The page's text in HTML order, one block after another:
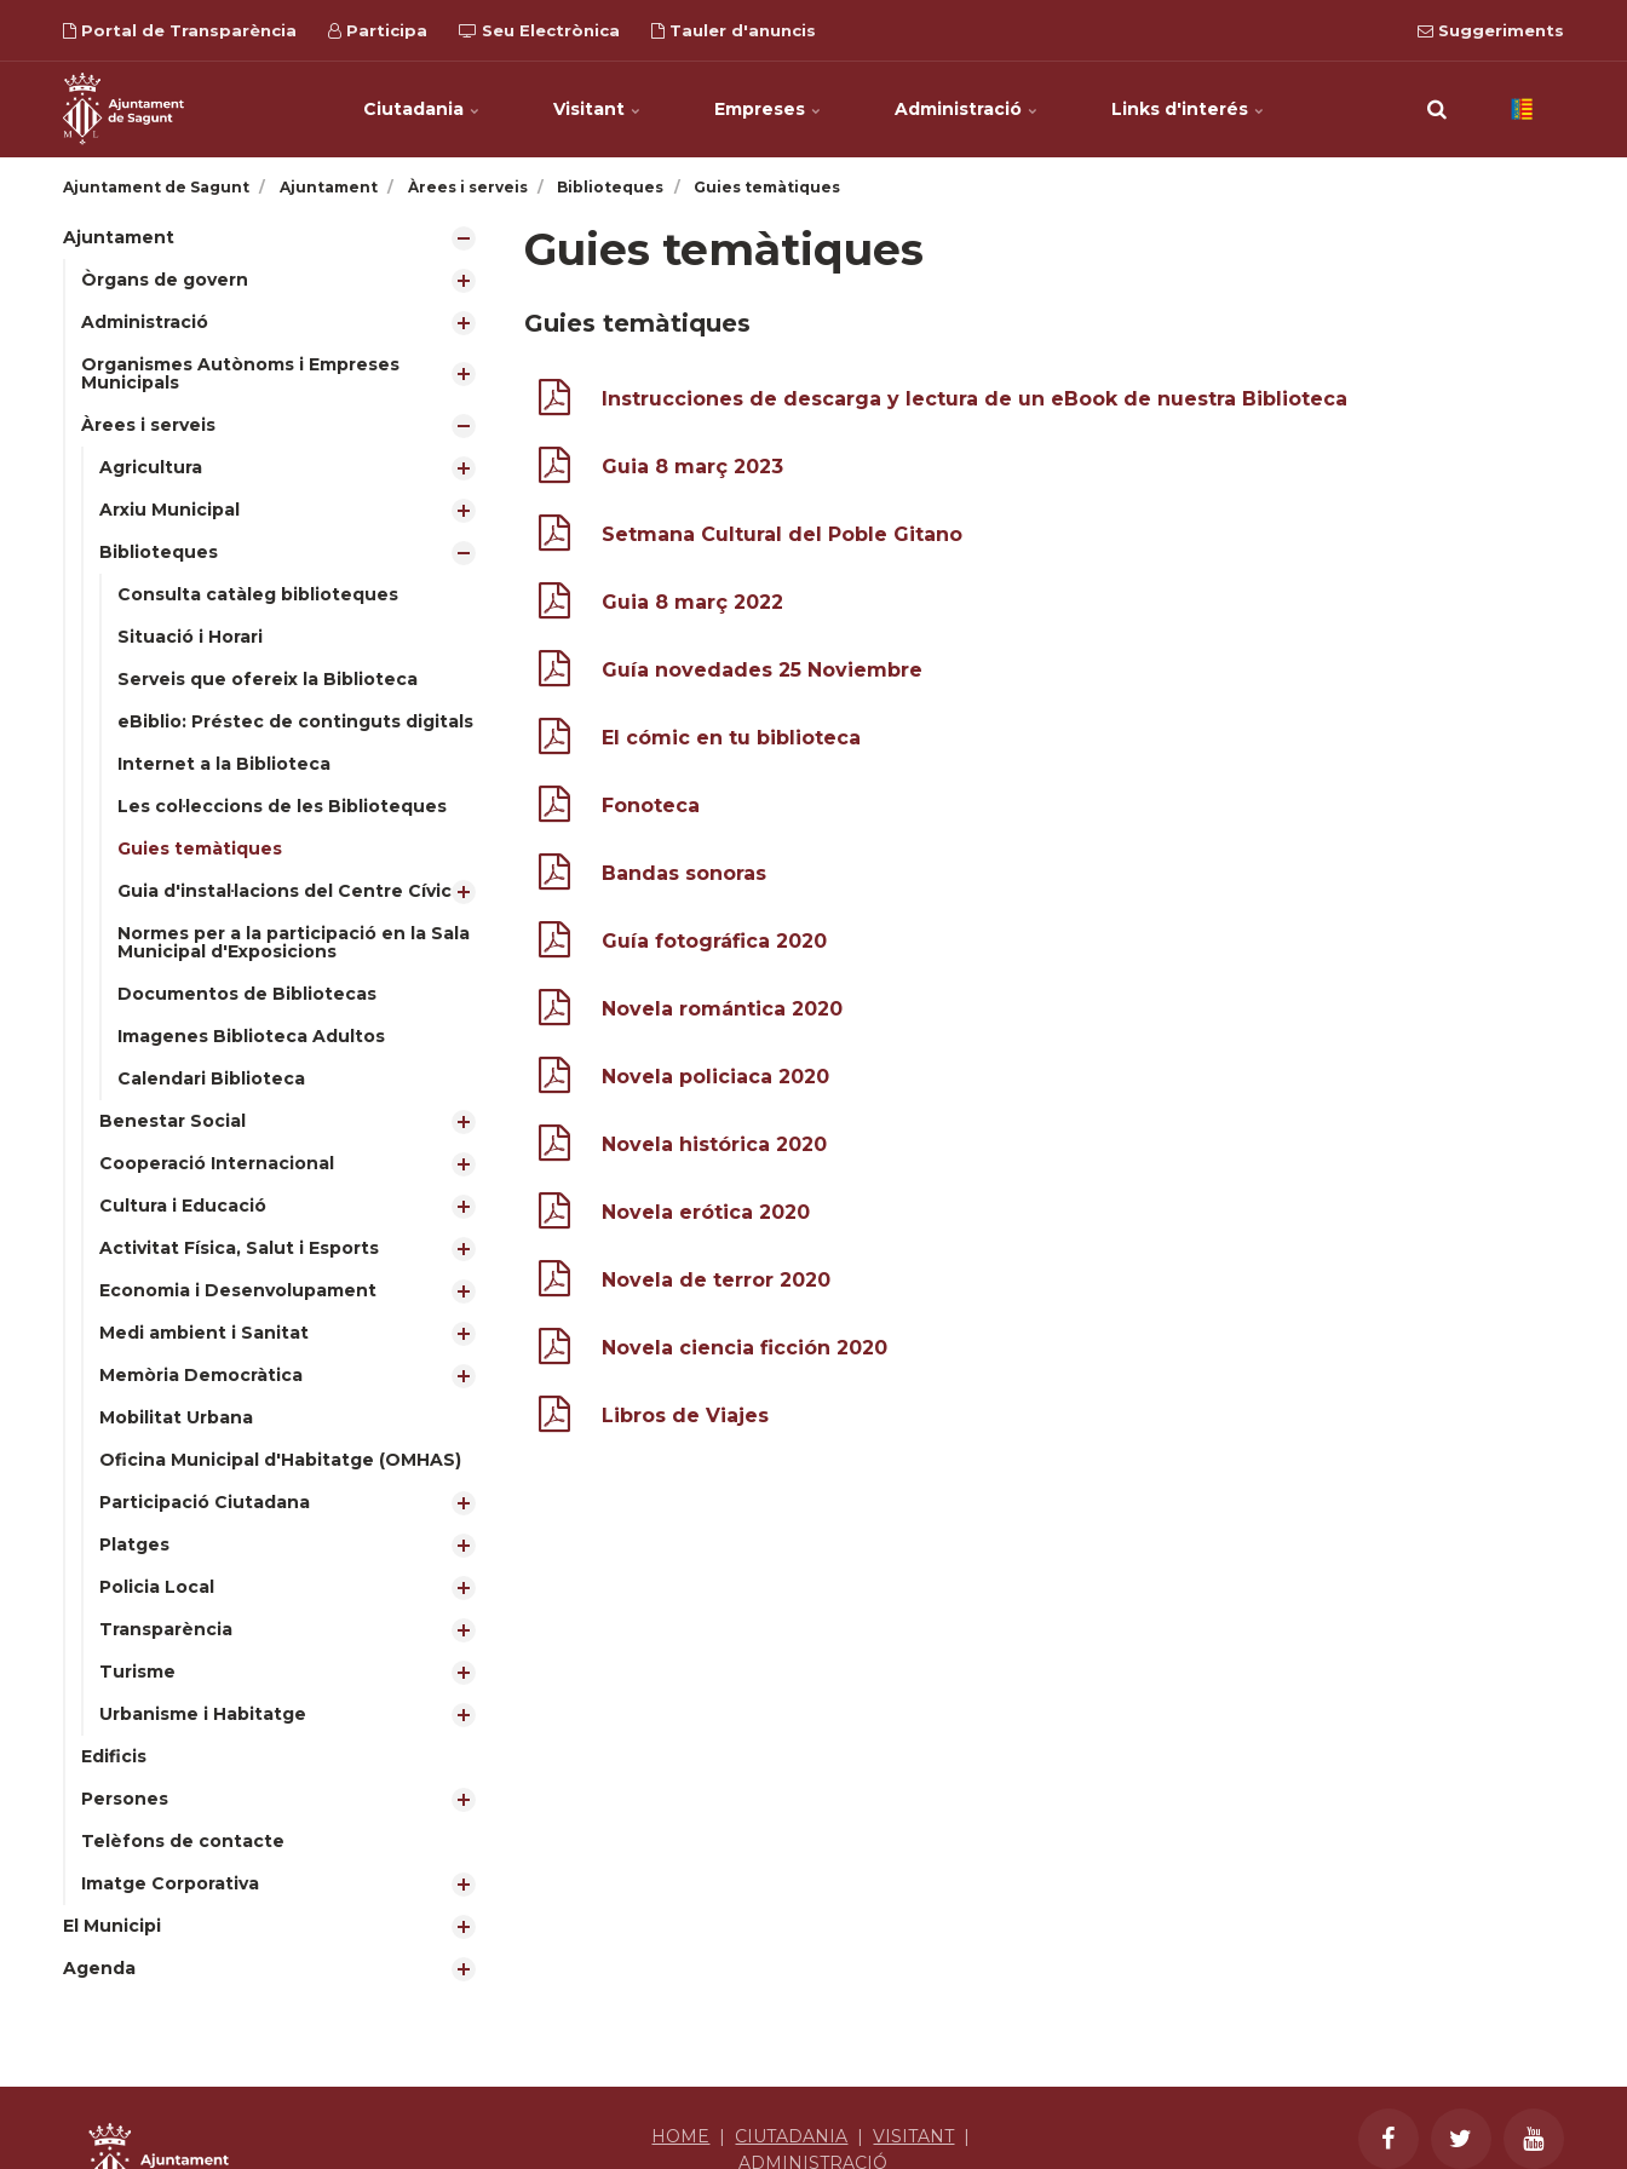
Portal de Transparència Participa Seu Electrònica Tauler d'anuncis Suggeriments
Ciutadania Visitant Empreses Administració Links d'interés
Ajuntament de Sagunt Ajuntament Àrees i serveis Biblioteques Guies temàtiques
Ajuntament
Òrgans de govern
Administració
Organismes Autònoms i Empreses
Municipals
Àrees i serveis
Agricultura
Arxiu Municipal
Biblioteques
Consulta catàleg biblioteques
Situació i Horari
Serveis que ofereix la Biblioteca
eBiblio: Préstec de continguts digitals
Internet a la Biblioteca
Les col·leccions de les Biblioteques
Guies temàtiques
Guia d'instal·lacions del Centre Cívic
Normes per a la participació en la Sala
Municipal d'Exposicions
Documentos de Bibliotecas
Imagenes Biblioteca Adultos
Calendari Biblioteca
Benestar Social
Cooperació Internacional
Cultura i Educació
Activitat Física, Salut i Esports
Economia i Desenvolupament
Medi ambient i Sanitat
Memòria Democràtica
Mobilitat Urbana
Oficina Municipal d'Habitatge (OMHAS)
Participació Ciutadana
Platges
Policia Local
Transparència
Turisme
Urbanisme i Habitatge
Edificis
Persones
Telèfons de contacte
Imatge Corporativa
El Municipi
Agenda
Guies temàtiques
Guies temàtiques
Instrucciones de descarga y lectura de un eBook de nuestra Biblioteca
Guia 8 març 2023
Setmana Cultural del Poble Gitano
Guia 8 març 2022
Guía novedades 25 Noviembre
El cómic en tu biblioteca
Fonoteca
Bandas sonoras
Guía fotográfica 2020
Novela romántica 2020
Novela policiaca 2020
Novela histórica 2020
Novela erótica 2020
Novela de terror 2020
Novela ciencia ficción 2020
Libros de Viajes
HOME | CIUTADANIA |VISITANT|
ADMINISTRACIÓ